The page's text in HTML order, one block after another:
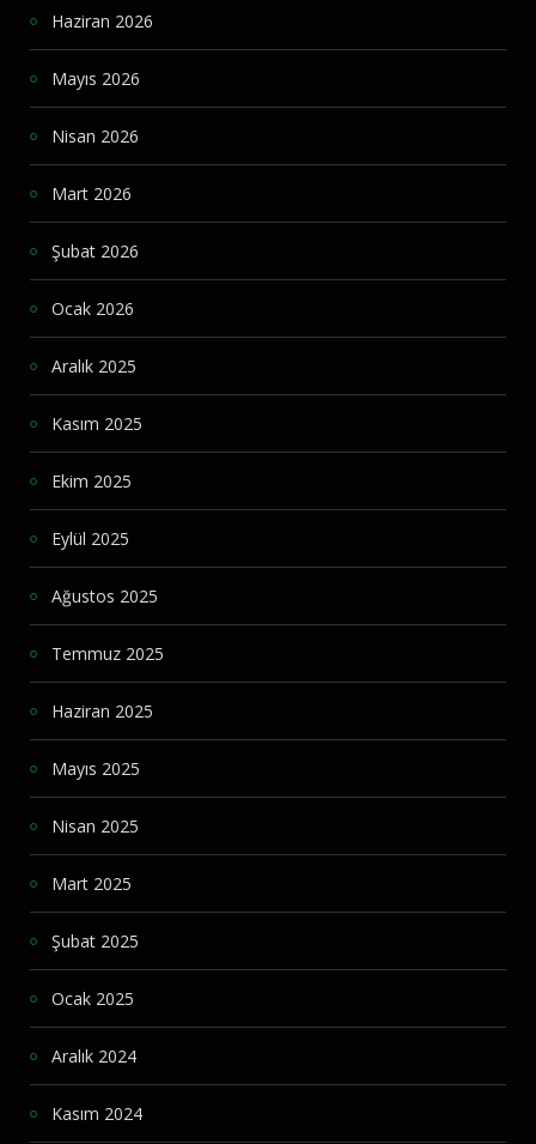
Haziran 2026
Mayıs 2026
Nisan 2026
Mart 2026
Şubat 2026
Ocak 2026
Aralık 2025
Kasım 2025
Ekim 2025
Eylül 2025
Ağustos 2025
Temmuz 2025
Haziran 2025
Mayıs 2025
Nisan 2025
Mart 2025
Şubat 2025
Ocak 2025
Aralık 2024
Kasım 2024